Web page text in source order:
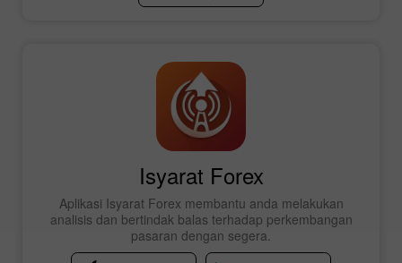
Isyarat Forex
Aplikasi Isyarat Forex membantu anda melakukan
analisis dan bertindak balas terhadap perkembangan
pasaran dengan segera.